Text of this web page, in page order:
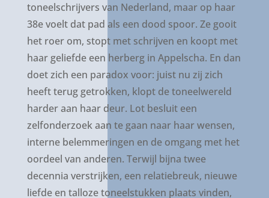
toneelschrijvers van Nederland, maar op haar
38e voelt dat pad als een dood spoor. Ze gooit
het roer om, stopt met schrijven en koopt met
haar geliefde een herberg in Appelscha. En dan
doet zich een paradox voor: juist nu zij zich
heeft terug getrokken, klopt de toneelwereld
harder aan haar deur. Lot besluit een
zelfonderzoek aan te gaan naar haar wensen,
interne belemmeringen en de omgang met het
oordeel van anderen. Terwijl bijna twee
decennia verstrijken, een relatiebreuk, nieuwe
liefde en talloze toneelstukken plaats vinden,